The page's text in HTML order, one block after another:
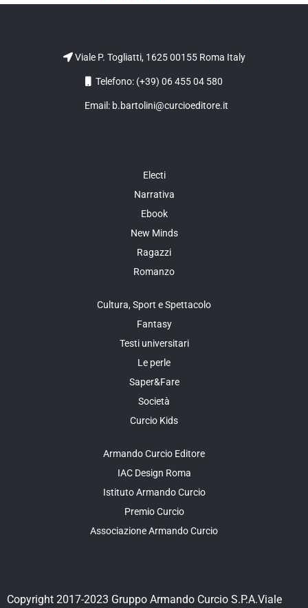
Viale P. Togliatti, 1625 00155 Roma Italy
Telefono: (+39) 06 455 04 580
Email: b.bartolini@curcioeditore.it
Electi
Narrativa
Ebook
New Minds
Ragazzi
Romanzo
Cultura, Sport e Spettacolo
Fantasy
Testi universitari
Le perle
Saper&Fare
Società
Curcio Kids
Armando Curcio Editore
IAC Design Roma
Istituto Armando Curcio
Premio Curcio
Associazione Armando Curcio
Copyright 2017-2023 Gruppo Armando Curcio S.P.A.Viale